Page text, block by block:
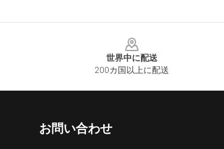
世界中に配送
200カ国以上に配送
お問い合わせ